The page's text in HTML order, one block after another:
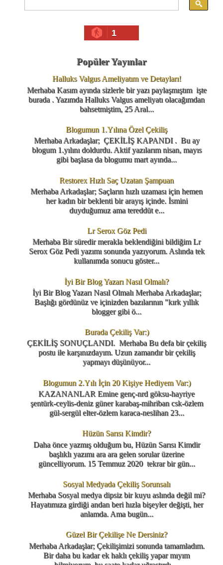
1
Popüler Yayınlar
Halluks Valgus Ameliyatım ve Detayları!
Merhaba Kasım ayında sizlerle bir yazı paylaşmıştım işte
burada . Yazımda Halluks Valgus ameliyatı olacağımdan
bahsetmiştim, 25 Aral...
Blogumun 1.Yılına Özel Çekiliş
Merhaba Arkadaşlar; ÇEKİLİŞ KAPANDI . Bu ay
blogum 1.yılını doldurdu. Aktif yazılarım nisan, mayıs
gibi başlasa da blogumu mart ayında...
Restorex Hızlı Saç Uzatan Şampuan
Merhaba Arkadaşlar; Saçların hızlı uzaması için hemen
her kadın bir beklenti bir arayış içinde. İsmini
duyduğumuz ama tereddüt e...
Lr Serox Göz Pedi
Merhaba Bir süredir merakla beklendiğini bildiğim Lr
Serox Göz Pedi yazımı sonunda yazıyorum. Aslında tek
kullanımda sonucu göster...
İyi Bir Blog Yazarı Nasıl Olmalı?
İyi Bir Blog Yazarı Nasıl Olmalı Merhaba Arkadaşlar;
Başlığı gördünüz ve içinizden bazılarının "kırk yıllık
blogger gibi ö...
Burada Çekiliş Var:)
ÇEKİLİŞ SONUÇLANDI. Merhaba Bu defa bir çekiliş
postu ile karşınızdayım. Uzun zamandır bir çekiliş
yapmayı düşünüyor...
Blogumun 2.Yılı İçin 20 Kişiye Hediyem Var:)
KAZANANLAR Emine genç-nrd göksu-hayriye
şentürk-ceylis-deniz güner karabaş-mihriban csk-özlem
gül-sergül elter-özlem karaca-neslihan 23...
Hüzün Sarısı Kimdir?
Daha önce yazmış olduğum bu, Hüzün Sarısı Kimdir
başlıklı yazımı ara ara gelen sorular üzerine
güncelliyorum. 15 Temmuz 2020 tekrar bir gün...
Sosyal Medyada Çekiliş Sorunsalı
Merhaba Sosyal medya dipsiz bir kuyu aslında değil mi?
Hayatımıza girdiği andan beri hızla bişeyler değişti, her
anlamda. Ama bugün...
Güzel Bir Çekilişe Ne Dersiniz?
Merhaba Arkadaşlar; Çekilişimizi sonunda tamamladım.
Bir daha bu kadar ek haklı çekiliş yapar mıyım